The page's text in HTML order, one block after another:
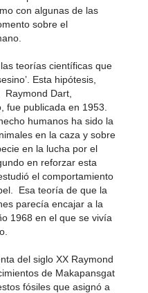
con algunas de las
sobre el
teorías científicas que
Esta hipótesis,
Dart,
fue publicada en 1953.
humanos ha sido la
en la caza y sobre
en la lucha por el
en reforzar esta
el comportamiento
Esa teoría de que la
parecía encajar a la
1968 en el que se vivía
del siglo XX Raymond
de Makapansgat
fósiles que asignó a